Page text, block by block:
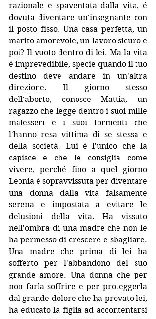
razionale e spaventata dalla vita, é
dovuta diventare un'insegnante con
il posto fisso. Una casa perfetta, un
marito amorevole, un lavoro sicuro e
poi? Il vuoto dentro di lei. Ma la vita
é imprevedibile, specie quando il tuo
destino deve andare in un'altra
direzione. Il giorno stesso
dell'aborto, conosce Mattia, un
ragazzo che legge dentro i suoi mille
malesseri e i suoi tormenti che
l'hanno resa vittima di se stessa e
della società. Lui é l'unico che la
capisce e che le consiglia come
vivere, perché fino a quel giorno
Leonia é sopravvissuta per diventare
una donna dalla vita falsamente
serena e impostata a evitare le
delusioni della vita. Ha vissuto
nell'ombra di una madre che non le
ha permesso di crescere e sbagliare.
Una madre che prima di lei ha
sofferto per l'abbandono del suo
grande amore. Una donna che per
non farla soffrire e per proteggerla
dal grande dolore che ha provato lei,
ha educato la figlia ad accontentarsi